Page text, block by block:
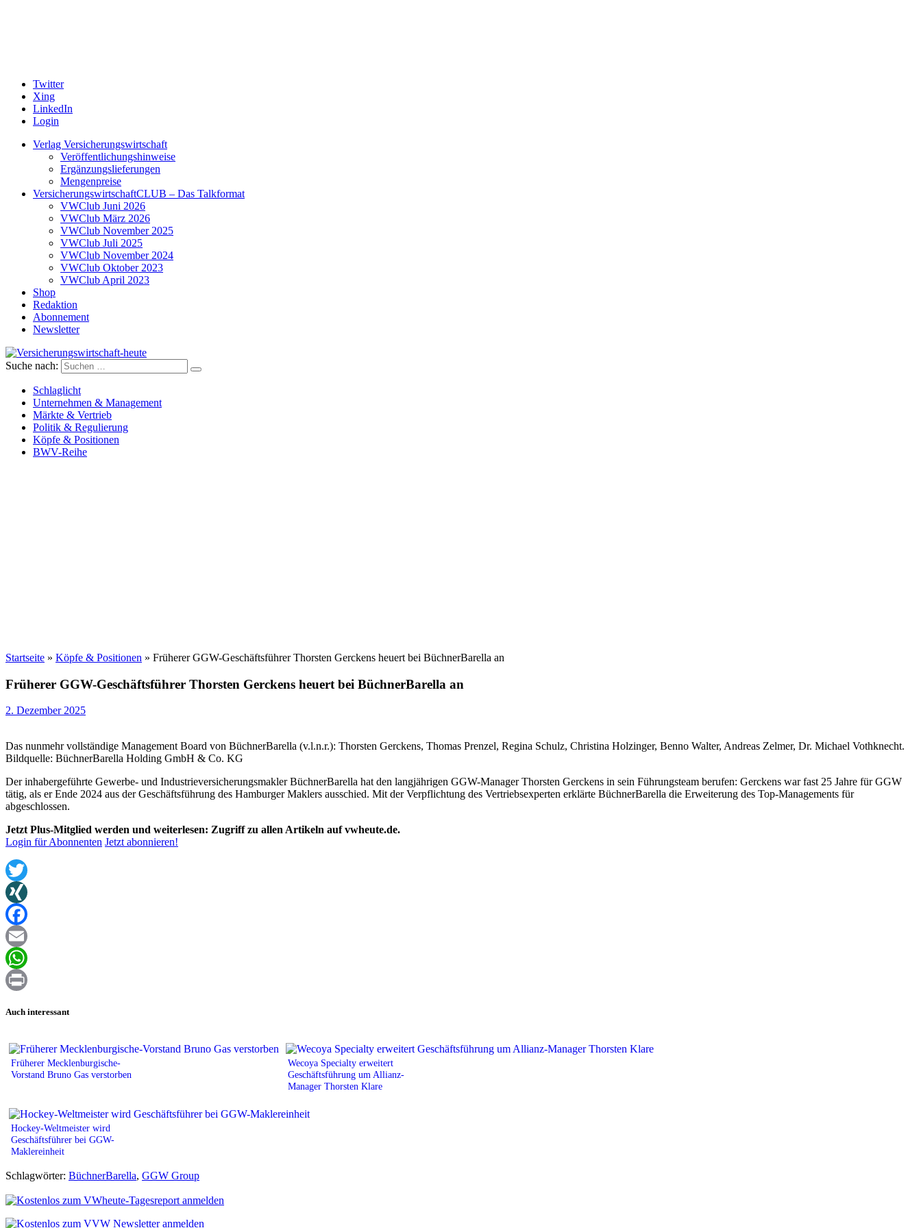
Twitter
Xing
LinkedIn
Login
Verlag Versicherungswirtschaft
Veröffentlichungshinweise
Ergänzungslieferungen
Mengenpreise
VersicherungswirtschaftCLUB – Das Talkformat
VWClub Juni 2026
VWClub März 2026
VWClub November 2025
VWClub Juli 2025
VWClub November 2024
VWClub Oktober 2023
VWClub April 2023
Shop
Redaktion
Abonnement
Newsletter
Versicherungswirtschaft-heute
Suche nach:
Schlaglicht
Unternehmen & Management
Märkte & Vertrieb
Politik & Regulierung
Köpfe & Positionen
BWV-Reihe
Startseite » Köpfe & Positionen » Früherer GGW-Geschäftsführer Thorsten Gerckens heuert bei BüchnerBarella an
Früherer GGW-Geschäftsführer Thorsten Gerckens heuert bei BüchnerBarella an
2. Dezember 2025
Das nunmehr vollständige Management Board von BüchnerBarella (v.l.n.r.): Thorsten Gerckens, Thomas Prenzel, Regina Schulz, Christina Holzinger, Benno Walter, Andreas Zelmer, Dr. Michael Vothknecht.
Bildquelle: BüchnerBarella Holding GmbH & Co. KG
Der inhabergeführte Gewerbe- und Industrieversicherungsmakler BüchnerBarella hat den langjährigen GGW-Manager Thorsten Gerckens in sein Führungsteam berufen: Gerckens war fast 25 Jahre für GGW
tätig, als er Ende 2024 aus der Geschäftsführung des Hamburger Maklers ausschied. Mit der Verpflichtung des Vertriebsexperten erklärte BüchnerBarella die Erweiterung des Top-Managements für
abgeschlossen.
Jetzt Plus-Mitglied werden und weiterlesen: Zugriff zu allen Artikeln auf vwheute.de.
Login für Abonnenten Jetzt abonnieren!
Twitter
XING
Facebook
Email
WhatsApp
Auch interessant
Früherer Mecklenburgische-
Vorstand Bruno Gas verstorben
Wecoya Specialty erweitert
Geschäftsführung um Allianz-
Manager Thorsten Klare
Hockey-Weltmeister wird
Geschäftsführer bei GGW-
Maklereinheit
Schlagwörter: BüchnerBarella, GGW Group